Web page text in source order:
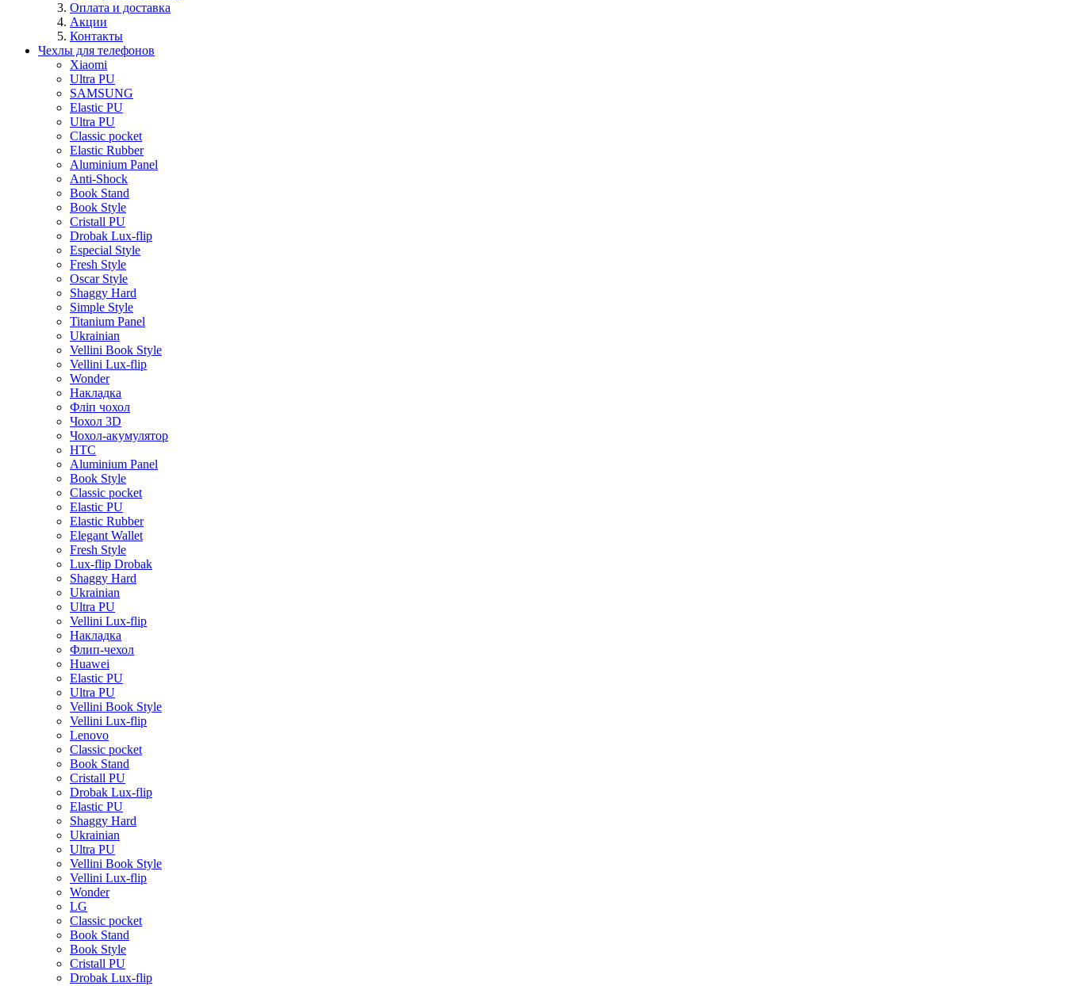
Оплата и доставка
Акции
Контакты
Чехлы для телефонов
Xiaomi
Ultra PU
SAMSUNG
Elastic PU
Ultra PU
Classic pocket
Elastic Rubber
Aluminium Panel
Anti-Shock
Book Stand
Book Style
Cristall PU
Drobak Lux-flip
Especial Style
Fresh Style
Oscar Style
Shaggy Hard
Simple Style
Titanium Panel
Ukrainian
Vellini Book Style
Vellini Lux-flip
Wonder
Накладка
Фліп чохол
Чохол 3D
Чохол-акумулятор
HTC
Aluminium Panel
Book Style
Classic pocket
Elastic PU
Elastic Rubber
Elegant Wallet
Fresh Style
Lux-flip Drobak
Shaggy Hard
Ukrainian
Ultra PU
Vellini Lux-flip
Накладка
Флип-чехол
Huawei
Elastic PU
Ultra PU
Vellini Book Style
Vellini Lux-flip
Lenovo
Classic pocket
Book Stand
Cristall PU
Drobak Lux-flip
Elastic PU
Shaggy Hard
Ukrainian
Ultra PU
Vellini Book Style
Vellini Lux-flip
Wonder
LG
Classic pocket
Book Stand
Book Style
Cristall PU
Drobak Lux-flip